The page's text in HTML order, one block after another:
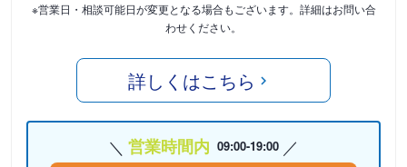
※営業日・相談可能日が変更となる場合もございます。詳細はお問い合
わせください。
詳しくはこちら
営業時間内 09:00-19:00